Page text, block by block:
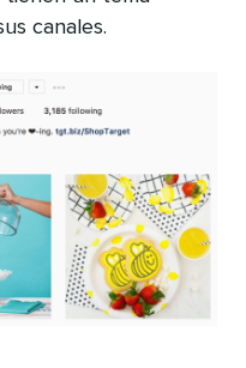
canales.